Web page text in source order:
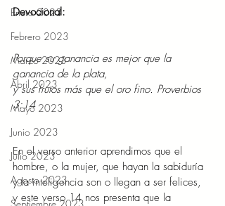
Enero 2023
Febrero 2023
Marzo 2023
Abril 2023
Mayo 2023
Junio 2023
Julio 2023
Agosto 2023
Devocional:
Porque su ganancia es mejor que la
ganancia de la plata,
y sus frutos más que el oro fino. Proverbios
3:14
En el verso anterior aprendimos que el
hombre, o la mujer, que hayan la sabiduría
y la inteligencia son o llegan a ser felices,
y este verso 14 nos presenta que la